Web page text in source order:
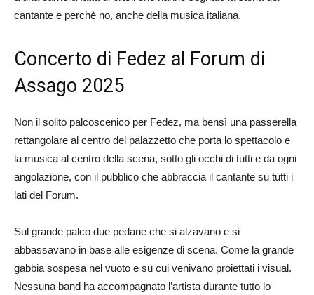
cantante e perchè no, anche della musica italiana.
Concerto di Fedez al Forum di
Assago 2025
Non il solito palcoscenico per Fedez, ma bensì una passerella
rettangolare al centro del palazzetto che porta lo spettacolo e
la musica al centro della scena, sotto gli occhi di tutti e da ogni
angolazione, con il pubblico che abbraccia il cantante su tutti i
lati del Forum.
Sul grande palco due pedane che si alzavano e si
abbassavano in base alle esigenze di scena. Come la grande
gabbia sospesa nel vuoto e su cui venivano proiettati i visual.
Nessuna band ha accompagnato l’artista durante tutto lo